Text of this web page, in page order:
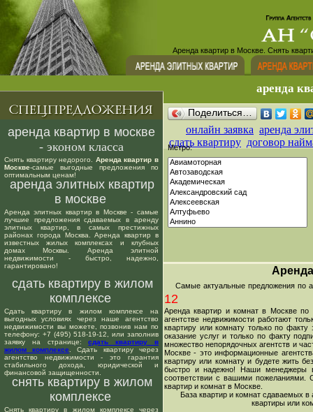
Аренда квартир в Москве. Снять
аренда
аренда квартир в москве
- эконом класса
Снять квартиру недорого. Аренда квартир в
Москве-самые выгодные предложения по
оптимальным ценам!
аренда элитных квартир
в москве
Аренда элитных квартир в Москве - самые
лучшие предложения сдаваемых в аренду
элитных квартир, в самых престижных
районах города Москва. Аренда квартир в
известных жилых комплексах и клубных
домах Москвы. Аренда элитной
недвижимости - быстро, надежно,
гарантировано!
сдать квартиру в жилом
комплексе
Сдать квартиру в жилом комплексе на
выгодных условиях через наше агентство
недвижимости вы можете, позвонив нам по
телефону: +7 (495) 518-19-12, или заполнив
заявку на странице:сдать квартиру в
жилом комплексе . Сдать квартиру через
агентство недвижимости - это гарантия
стабильного дохода, юридической и
финансовой защищенности.
снять квартиру в жилом
комплексе
Снять квартиру в жилом комплексе через
Поделиться…
онлайн заявка аренда
сдать квартиру договор
Метро:
Самые актуальные предложения по
12
Аренда квартир и комнат в Москве
агентстве недвижимости работают
квартиру или комнату только по
оказание услуг и только по факту
множество непорядочных агентств и
Москве - это информационные
квартиру или комнату и будете жить
быстро и надежно! Наши менеджеры
соответствии с вашими пожеланиями.
квартир и комнат в Москве.
База квартир и комнат сдаваемых в
квартиры или